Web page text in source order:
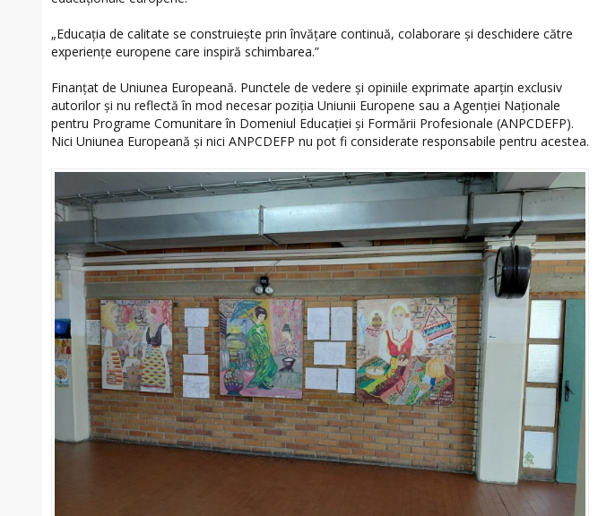
„Educația de calitate se construiește prin învățare continuă, colaborare și deschidere către
experiențe europene care inspiră schimbarea.”
Finanțat de Uniunea Europeană. Punctele de vedere și opiniile exprimate aparțin exclusiv
autorilor și nu reflectă în mod necesar poziția Uniunii Europene sau a Agenției Naționale
pentru Programe Comunitare în Domeniul Educației și Formării Profesionale (ANPCDEFP).
Nici Uniunea Europeană și nici ANPCDEFP nu pot fi considerate responsabile pentru acestea.